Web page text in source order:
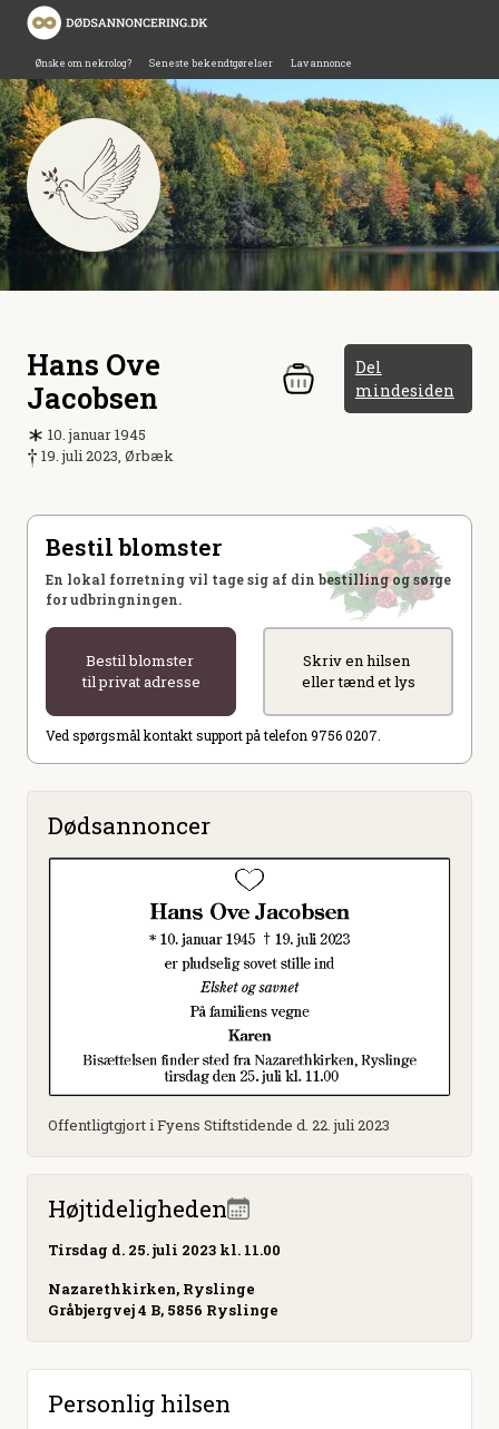
Ønske om nekrolog? Seneste bekendtgørelser Lav annonce
Hans Ove
Jacobsen
Del
mindesiden
10. januar 1945
19. juli 2023, Ørbæk
Bestil blomster
En lokal forretning vil tage sig af din bestilling og sørge
for udbringningen.
Bestil blomster
til privat adresse
Skriv en hilsen
eller tænd et lys
Ved spørgsmål kontakt support på telefon 9756 0207.
Dødsannoncer
Offentligtgjort i Fyens Stiftstidende d. 22. juli 2023
Højtideligheden
Tirsdag d. 25. juli 2023 kl. 11.00
Nazarethkirken, Ryslinge
Gråbjergvej 4 B, 5856 Ryslinge
Personlig hilsen